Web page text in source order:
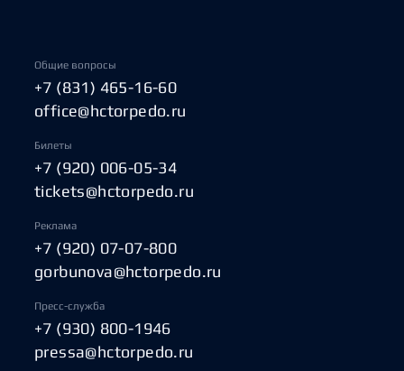
Общие вопросы
+7 (831) 465-16-60
office@hctorpedo.ru
Билеты
+7 (920) 006-05-34
tickets@hctorpedo.ru
Реклама
+7 (920) 07-07-800
gorbunova@hctorpedo.ru
Пресс-служба
+7 (930) 800-1946
pressa@hctorpedo.ru